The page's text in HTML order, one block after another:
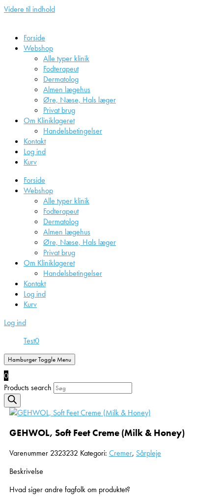
Videre til indhold
Forside
Webshop
Alle typer klinik
Fodterapeut
Dermatolog
Almen lægehus
Øre, Næse, Hals læger
Privat brug
Om Kliniklageret
Handelsbetingelser
Kontakt
Log ind
Kurv
Forside
Webshop
Alle typer klinik
Fodterapeut
Dermatolog
Almen lægehus
Øre, Næse, Hals læger
Privat brug
Om Kliniklageret
Handelsbetingelser
Kontakt
Log ind
Kurv
Log ind
Test0
Hamburger Toggle Menu
0
Products search
GEHWOL, Soft Feet Creme (Milk & Honey)
Varenummer 2323232 Kategori: Cremer, Sårpleje
Beskrivelse
Hvad siger andre fagfolk om produktet?